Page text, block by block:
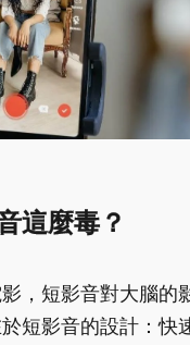
這麼毒？
，短影音對大腦的
短影音的設計：快